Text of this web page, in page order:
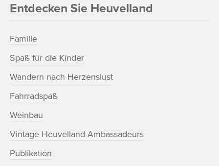
Entdecken Sie Heuvelland
Familie
Spaß für die Kinder
Wandern nach Herzenslust
Fahrradspaß
Weinbau
Vintage Heuvelland Ambassadeurs
Publikation